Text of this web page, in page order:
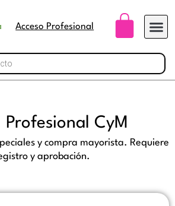
Acceso Profesional
Profesional CyM
y compra mayorista. Requiere
y aprobación.